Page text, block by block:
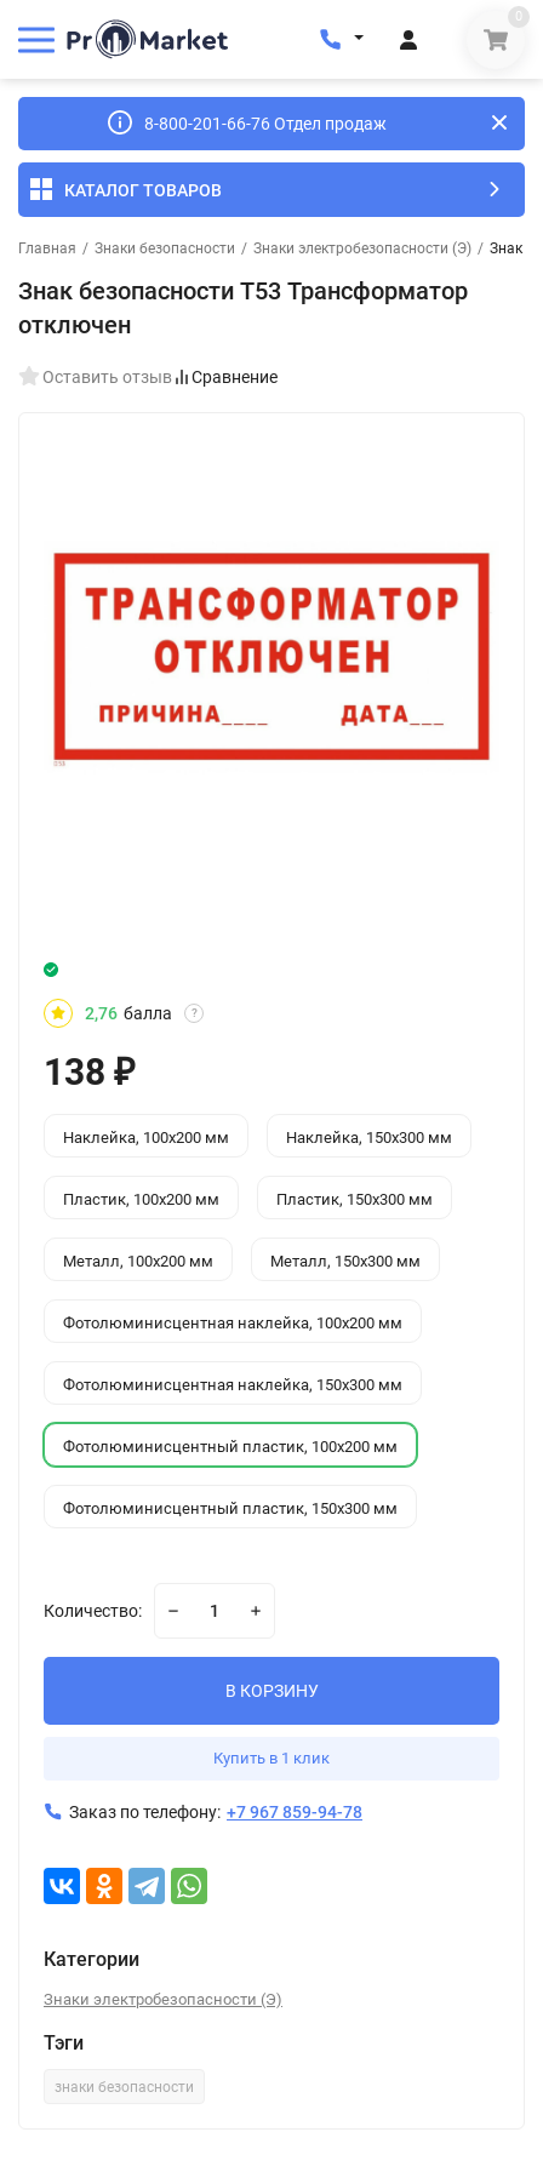
0
8-800-201-66-76 Отдел продаж
КАТАЛОГ ТОВАРОВ
Главная / Знаки безопасности / Знаки электробезопасности (Э) / Знак
Знак безопасности T53 Трансформатор
отключен
Оставить отзыв Сравнение
2,76 балла ?
138 ₽
Наклейка, 100x200 мм Наклейка, 150x300 мм
Пластик, 100x200 мм Пластик, 150x300 мм
Металл, 100x200 мм Металл, 150x300 мм
Фотолюминисцентная наклейка, 100x200 мм
Фотолюминисцентная наклейка, 150x300 мм
Фотолюминисцентный пластик, 100x200 мм
Фотолюминисцентный пластик, 150x300 мм
Количество:
В КОРЗИНУ
Купить в 1 клик
Заказ по телефону: +7 967 859-94-78
Категории
Знаки электробезопасности (Э)
Тэги
знаки безопасности